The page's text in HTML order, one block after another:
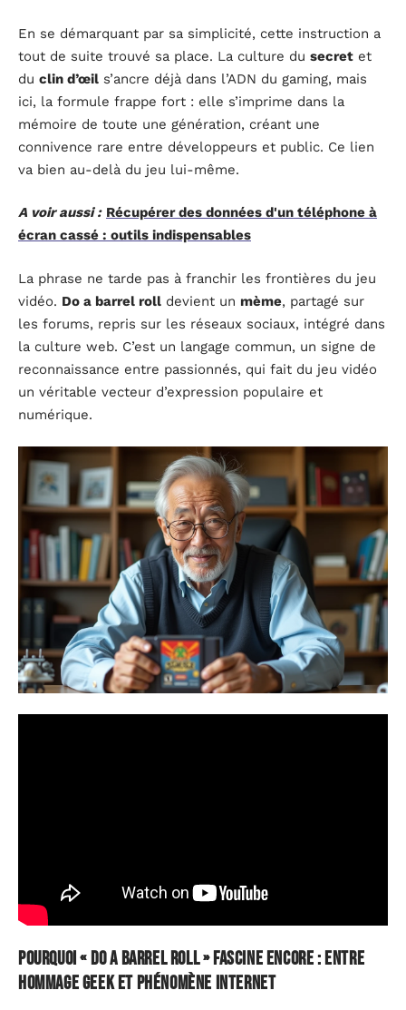
En se démarquant par sa simplicité, cette instruction a
tout de suite trouvé sa place. La culture du secret et
du clin d’œil s’ancre déjà dans l’ADN du gaming, mais
ici, la formule frappe fort : elle s’imprime dans la
mémoire de toute une génération, créant une
connivence rare entre développeurs et public. Ce lien
va bien au-delà du jeu lui-même.
A voir aussi : Récupérer des données d'un téléphone à
écran cassé : outils indispensables
La phrase ne tarde pas à franchir les frontières du jeu
vidéo. Do a barrel roll devient un mème, partagé sur
les forums, repris sur les réseaux sociaux, intégré dans
la culture web. C’est un langage commun, un signe de
reconnaissance entre passionnés, qui fait du jeu vidéo
un véritable vecteur d’expression populaire et
numérique.
Pourquoi « do a barrel roll » fascine encore : entre
hommage geek et phénomène Internet